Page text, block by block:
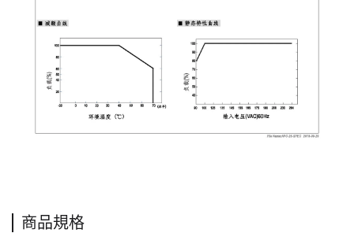
商品規格